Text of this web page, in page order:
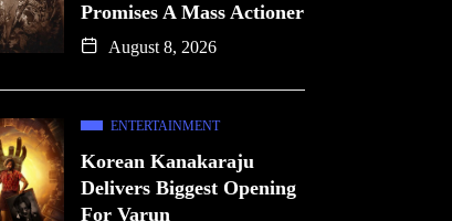
Promises A Mass Actioner
August 8, 2026
ENTERTAINMENT
Korean Kanakaraju
Delivers Biggest Opening
For Varun